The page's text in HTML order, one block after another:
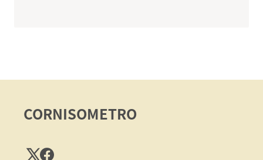
CORNISOMETRO